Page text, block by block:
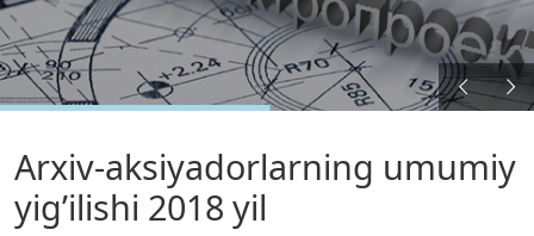
Arxiv-aksiyadorlarning umumiy
yig’ilishi 2018 yil